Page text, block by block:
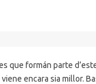
que formán parte
encara sia millor.